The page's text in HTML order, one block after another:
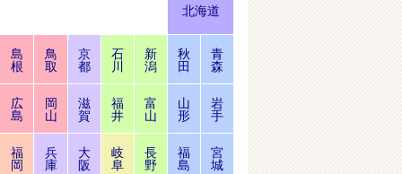
北海道
島
根
鳥
取
京
都
石
川
新
潟
秋
田
青
森
広
島
岡
山
滋
賀
福
井
富
山
山
形
岩
手
福
岡
兵
庫
大
阪
岐
阜
長
野
福
島
宮
城